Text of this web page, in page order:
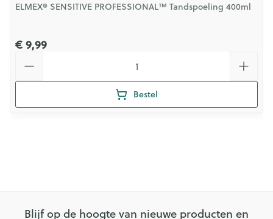
ELMEX® SENSITIVE PROFESSIONAL™ Tandspoeling 400ml
€ 9,99
Bestel
Blijf op de hoogte van nieuwe producten en